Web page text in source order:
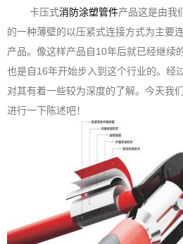
卡压式消防涂塑管件产品这是由我
的一种薄壁的以压紧式连接方式为主要
产品。像这样产品自10年后就已经继续
也是自16年开始步入到这个行业的。经
对其有着一些较为深度的了解。今天我
进行一下陈述吧！